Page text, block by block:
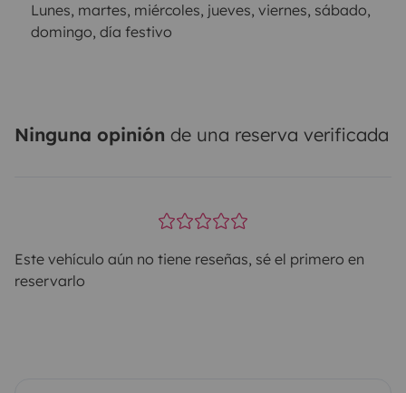
Lunes, martes, miércoles, jueves, viernes, sábado,
domingo, día festivo
Ninguna opinión de una reserva verificada
Este vehículo aún no tiene reseñas, sé el primero en
reservarlo